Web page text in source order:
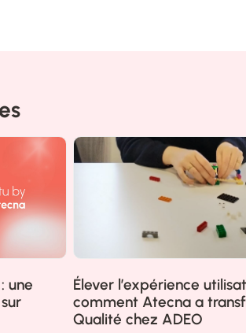
une
Élever l’expérience
comment Atecna a
Qualité chez ADEO